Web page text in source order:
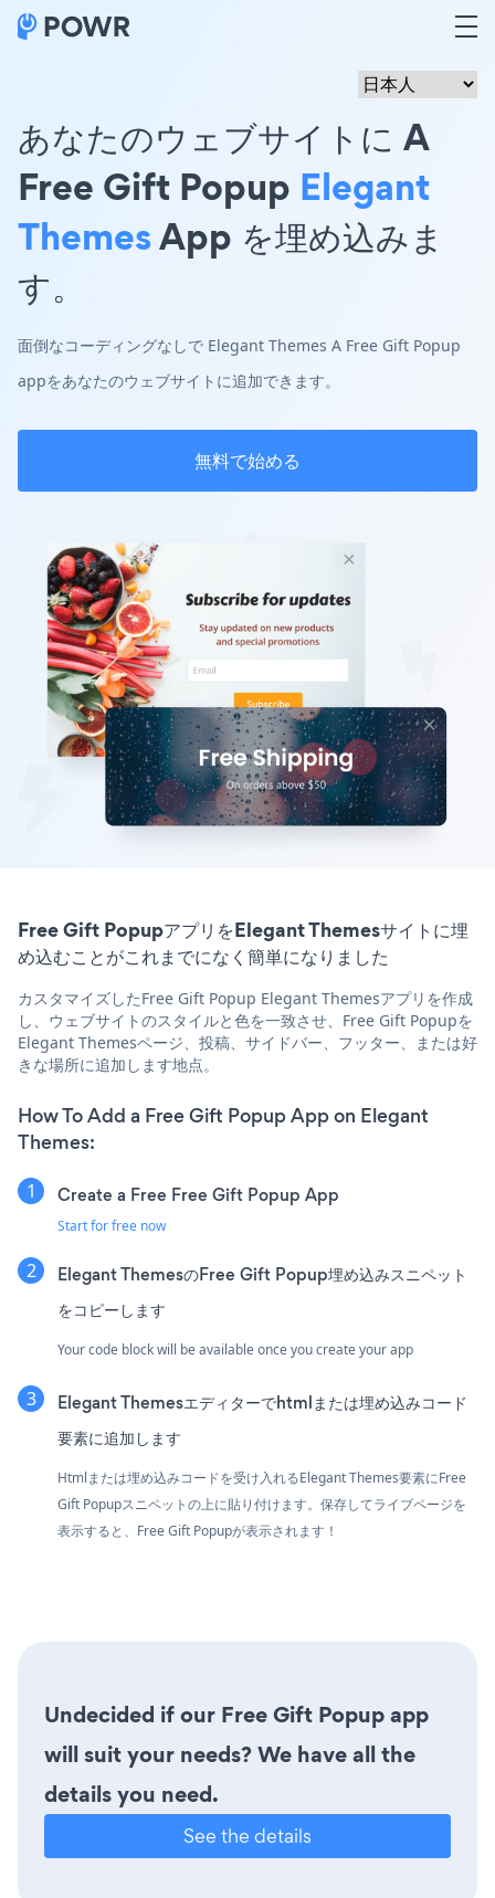
あなたのウェブサイトに A
Free Gift Popup Elegant
ThemesApp を埋め込みま
す。
面倒なコーディングなしで Elegant Themes A Free Gift Popup
appをあなたのウェブサイトに追加できます。
無料で始める
Free Gift PopupアプリをElegant Themesサイトに埋
め込むことがこれまでになく簡単になりました
カスタマイズしたFree Gift Popup Elegant Themesアプリを作成
し、ウェブサイトのスタイルと色を一致させ、Free Gift Popupを
Elegant Themesページ、投稿、サイドバー、フッター、または好
きな場所に追加します地点。
How To Add a Free Gift Popup App on Elegant
Themes:
Create a Free Free Gift Popup App
Start for free now
Elegant ThemesのFree Gift Popup埋め込みスニペット
をコピーします
Your code block will be available once you create your app
Elegant Themesエディターでhtmlまたは埋め込みコード
要素に追加します
Htmlまたは埋め込みコードを受け入れるElegant Themes要素にFree
Gift Popupスニペットの上に貼り付けます。保存してライブページを
表示すると、Free Gift Popupが表示されます！
Undecided if our Free Gift Popup app
will suit your needs? We have all the
details you need.
See the details